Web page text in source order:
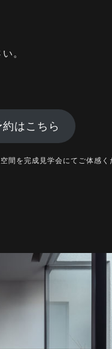
。
はこちら
間を完成見学会にてご体感く